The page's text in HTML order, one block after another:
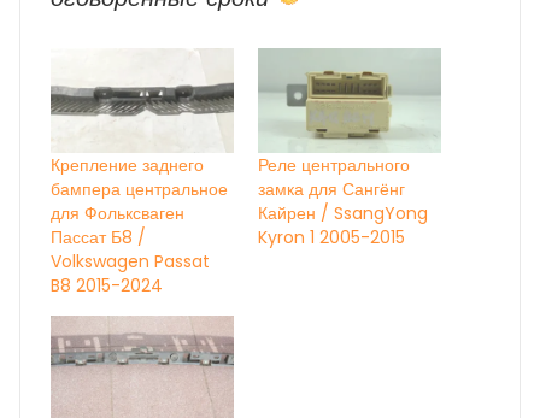
Крепление заднего
бампера центральное
для Фольксваген
Пассат Б8 /
Volkswagen Passat
B8 2015-2024
Реле центрального
замка для Сангёнг
Кайрен / SsangYong
Kyron 1 2005-2015